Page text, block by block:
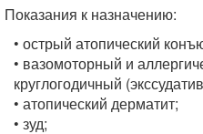
Показания к назначению:
• острый атопический
• вазомоторный и
круглогодичный
• атопический дерматит;
• зуд;